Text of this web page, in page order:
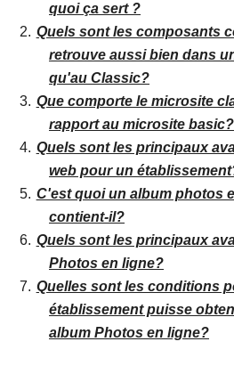
quoi ça sert ?
Quels sont les composants
retrouve aussi bien dans
qu'au Classic?
Que comporte le microsite
rapport au microsite basic?
Quels sont les principaux
web pour un
C'est quoi un album photos
contient-il?
Quels sont les principaux
Photos en ligne?
Quelles sont les conditions
établissement puisse
album Photos en ligne?